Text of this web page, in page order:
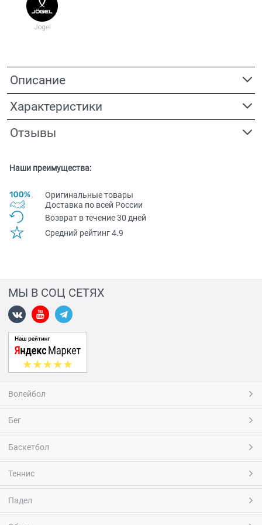
Описание
Характеристики
Отзывы
Наши преимущества:
Оригинальные товары
Доставка по всей Pоссии
Возврат в течение 30 дней
Средний рейтинг 4.9
МЫ В СОЦ СЕТЯХ
Волейбол
Бег
Баскетбол
Теннис
Падел